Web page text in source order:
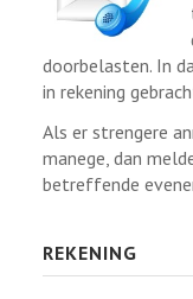
doorbelasten. In
in rekening
Als er strengere
manege, dan
betreffende
REKENING